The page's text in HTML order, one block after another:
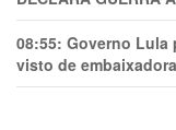
08:55: Governo Lula
visto de